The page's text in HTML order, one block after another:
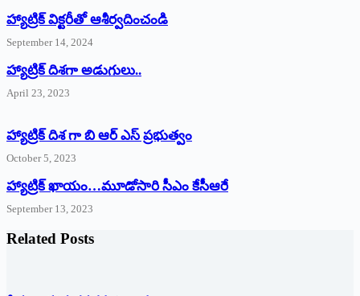
హ్యాట్రిక్‌ ‌విక్టరీతో ఆశీర్వదించండి
September 14, 2024
‌హ్యాట్రిక్‌ ‌దిశగా అడుగులు..
April 23, 2023
హ్యాట్రిక్ దిశ గా బి ఆర్ ఎస్ ప్రభుత్వం
October 5, 2023
హ్యాట్రిక్‌ ‌ఖాయం…మూడోసారి సీఎం కేసీఆరే
September 13, 2023
Related Posts